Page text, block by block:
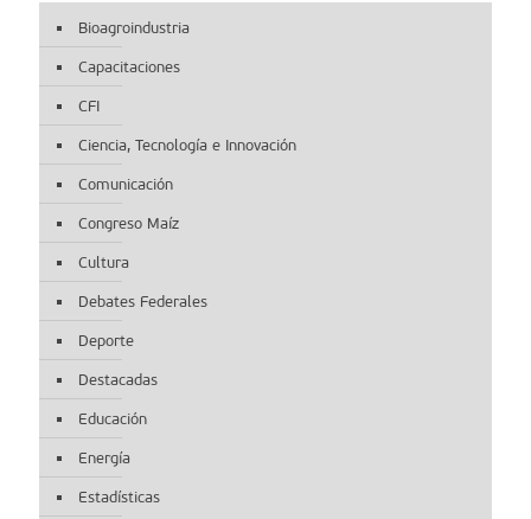
Bioagroindustria
Capacitaciones
CFI
Ciencia, Tecnología e Innovación
Comunicación
Congreso Maíz
Cultura
Debates Federales
Deporte
Destacadas
Educación
Energía
Estadísticas